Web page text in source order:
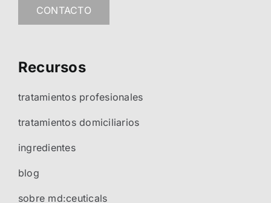
CONTACTO
Recursos
tratamientos profesionales
tratamientos domiciliarios
ingredientes
blog
sobre md:ceuticals